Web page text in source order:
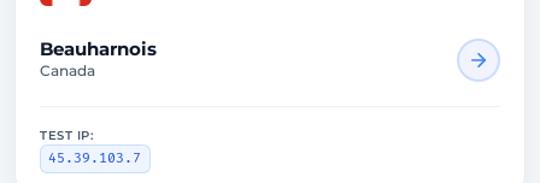
Beauharnois
Canada
TEST IP:
45.39.103.7